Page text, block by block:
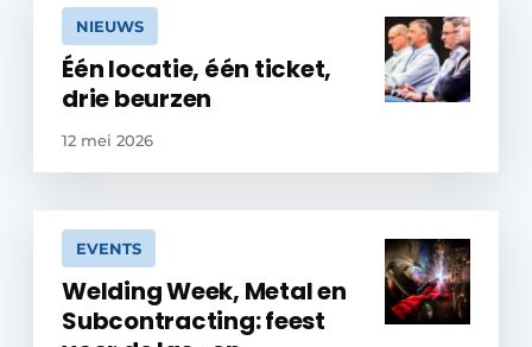
NIEUWS
Één locatie, één ticket,
drie beurzen
12 mei 2026
EVENTS
Welding Week, Metal en
Subcontracting: feest